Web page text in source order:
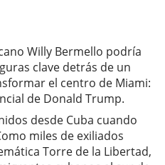
Willy Bermello podría
clave detrás de un
el centro de Miami:
de Donald Trump.
desde Cuba cuando
miles de exiliados
Torre de la Libertad,